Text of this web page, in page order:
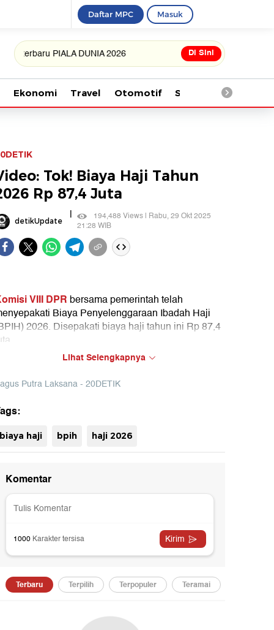
Daftar MPC Masuk
PIALA DUNIA 2026 Di Sini
Ekonomi Travel Otomotif Saintek
Tok! Biaya Haji Tahun
Rp 87,4 Juta
detikUpdate |
194,488 Views | Rabu, 29 Okt 2025
21:28 WIB
VIII DPR bersama pemerintah telah
Biaya Penyelenggaraan Ibadah Haji
2026. Disepakati biaya haji tahun ini Rp 87,4
Sementara Biaya Perjalanan IbadahHaji
yang mesti dibayar jemaah sebesar Rp 54,1
Lihat Selengkapnya
Putra Laksana - 20DETIK
biaya haji bpih haji 2026